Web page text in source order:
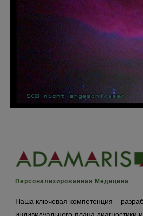
Персонализированная Медицина
Наша ключевая компетенция –
индивидуального плана диагностики